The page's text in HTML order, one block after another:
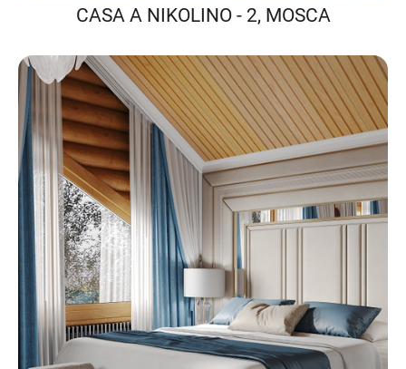
CASA A NIKOLINO - 2, MOSCA